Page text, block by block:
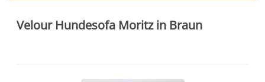
Velour Hundesofa Moritz in Braun